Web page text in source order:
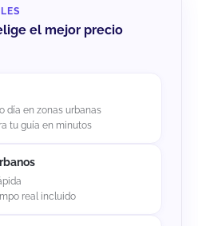
el mejor precio
día en zonas urbanas
tu guía en minutos
real incluido